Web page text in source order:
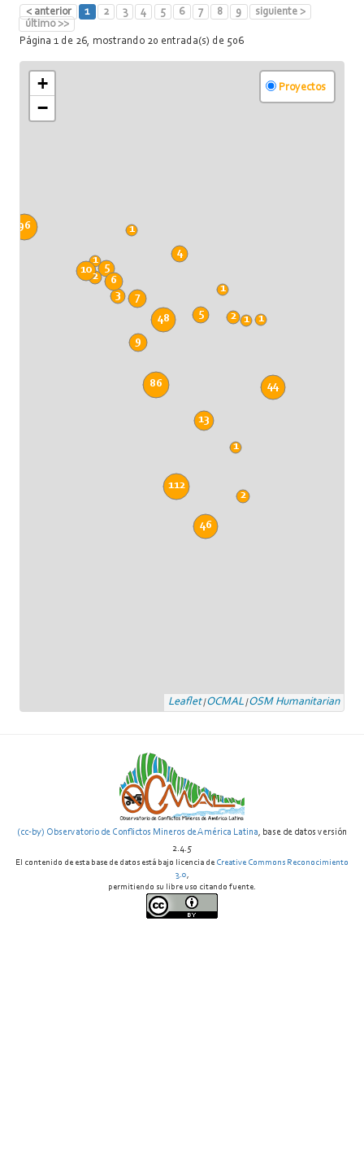
< anterior 1 2 3 4 5 6 7 8 9
siguiente >
último >>
Página 1 de 26, mostrando 20 entrada(s) de 506
1
4
1
1
3
2
10 5
96
6
7
46
13
44
112
48
9
1
2
1
86
1
2
5
+
−
Proyectos
Leaflet|OCMAL|OSM Humanitarian
(cc-by) Observatorio de Conflictos Mineros de América Latina, base de datos versión
2.4.5
El contenido de esta base de datos está bajo licencia de Creative Commons Reconocimiento
3.0,
permitiendo su libre uso citando fuente.